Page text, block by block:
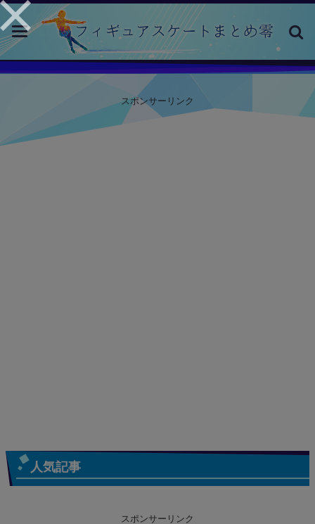
toggle
navigation
スポンサーリンク
人気記事
スポンサーリンク